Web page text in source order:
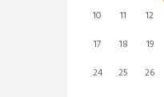
10
11 12
17
18 19
24
25 26